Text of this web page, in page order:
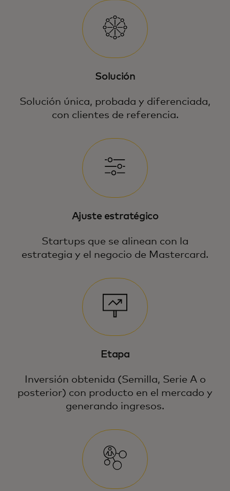
Solución
Solución única, probada y diferenciada,
con clientes de referencia.
Ajuste estratégico
Startups que se alinean con la
estrategia y el negocio de Mastercard.
Etapa
Inversión obtenida (Semilla, Serie A o
posterior) con producto en el mercado y
generando ingresos.